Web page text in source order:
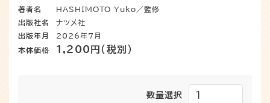
著者名
HASHIMOTO Yuko／監修
出版社名
ナツメ社
出版年月
2026年7月
本体価格
1,200円（税別）
数量選択